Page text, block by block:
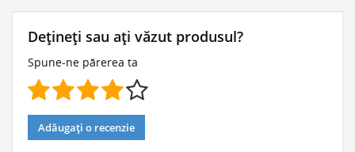
Dețineți sau ați văzut produsul?
Spune-ne părerea ta
Adăugați o recenzie